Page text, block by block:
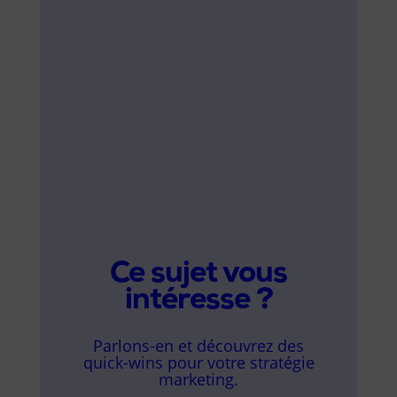
Ce sujet vous
intéresse ?
Parlons-en et découvrez des
quick-wins pour votre stratégie
marketing.